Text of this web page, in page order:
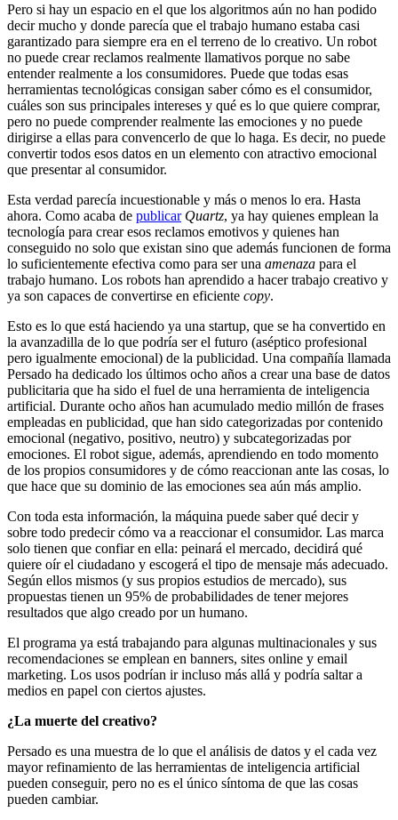
Pero si hay un espacio en el que los algoritmos aún no han podido
decir mucho y donde parecía que el trabajo humano estaba casi
garantizado para siempre era en el terreno de lo creativo. Un robot
no puede crear reclamos realmente llamativos porque no sabe
entender realmente a los consumidores. Puede que todas esas
herramientas tecnológicas consigan saber cómo es el consumidor,
cuáles son sus principales intereses y qué es lo que quiere comprar,
pero no puede comprender realmente las emociones y no puede
dirigirse a ellas para convencerlo de que lo haga. Es decir, no puede
convertir todos esos datos en un elemento con atractivo emocional
que presentar al consumidor.
Esta verdad parecía incuestionable y más o menos lo era. Hasta
ahora. Como acaba de publicar Quartz, ya hay quienes emplean la
tecnología para crear esos reclamos emotivos y quienes han
conseguido no solo que existan sino que además funcionen de forma
lo suficientemente efectiva como para ser una amenaza para el
trabajo humano. Los robots han aprendido a hacer trabajo creativo y
ya son capaces de convertirse en eficiente copy.
Esto es lo que está haciendo ya una startup, que se ha convertido en
la avanzadilla de lo que podría ser el futuro (aséptico profesional
pero igualmente emocional) de la publicidad. Una compañía llamada
Persado ha dedicado los últimos ocho años a crear una base de datos
publicitaria que ha sido el fuel de una herramienta de inteligencia
artificial. Durante ocho años han acumulado medio millón de frases
empleadas en publicidad, que han sido categorizadas por contenido
emocional (negativo, positivo, neutro) y subcategorizadas por
emociones. El robot sigue, además, aprendiendo en todo momento
de los propios consumidores y de cómo reaccionan ante las cosas, lo
que hace que su dominio de las emociones sea aún más amplio.
Con toda esta información, la máquina puede saber qué decir y
sobre todo predecir cómo va a reaccionar el consumidor. Las marca
solo tienen que confiar en ella: peinará el mercado, decidirá qué
quiere oír el ciudadano y escogerá el tipo de mensaje más adecuado.
Según ellos mismos (y sus propios estudios de mercado), sus
propuestas tienen un 95% de probabilidades de tener mejores
resultados que algo creado por un humano.
El programa ya está trabajando para algunas multinacionales y sus
recomendaciones se emplean en banners, sites online y email
marketing. Los usos podrían ir incluso más allá y podría saltar a
medios en papel con ciertos ajustes.
¿La muerte del creativo?
Persado es una muestra de lo que el análisis de datos y el cada vez
mayor refinamiento de las herramientas de inteligencia artificial
pueden conseguir, pero no es el único síntoma de que las cosas
pueden cambiar.